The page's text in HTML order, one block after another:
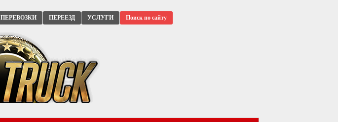
ПЕРЕВОЗКИ ПЕРЕЕЗД УСЛУГИ Поиск по сайту